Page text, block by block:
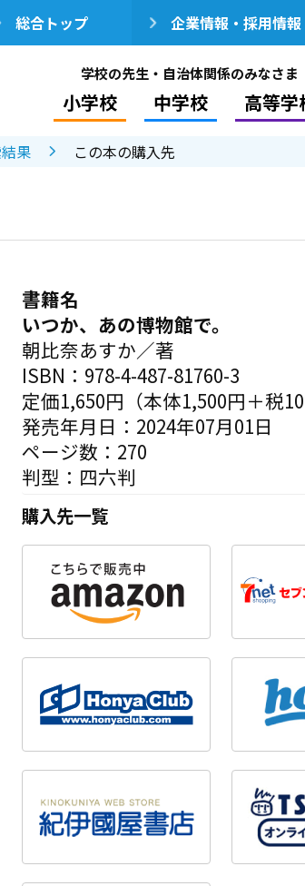
総合トップ 企業情報・採用情報
学校の先生・自治体関係のみなさま
小学校 中学校 高等学
果 この本の購入先
書籍名
いつか、あの博物館で。
朝比奈あすか／著
ISBN：978-4-487-81760-3
定価1,650円（本体1,500円＋税
発売年月日：2024年07月01日
ページ数：270
判型：四六判
購入先一覧